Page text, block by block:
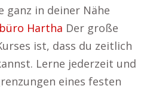
ganz in deiner Nähe
Hartha Der große
ist, dass du zeitlich
Lerne jederzeit und
eines festen